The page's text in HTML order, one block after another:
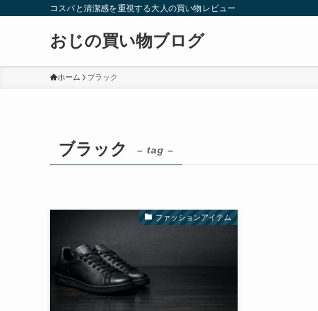
コスパと清潔感を重視する大人の買い物レビュー
おじの買い物ブログ
ホーム ブラック
ブラック – tag –
ファッションアイテム